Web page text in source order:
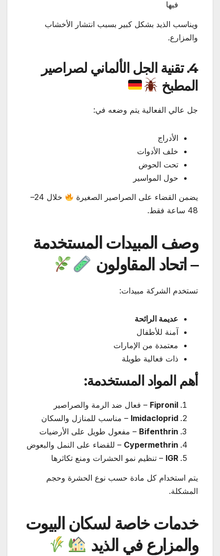
فيها
ويناسب الذيد بشكل كبير بسبب انتشار الأخشاب
والمزارع.
4. تقنية الجل الألماني لصراصير
المطبخ
جل عالي الفعالية يتم وضعه في:
الأدراج
خلف الأدوات
تحت الحوض
حول المواسير
يضمن القضاء على الصراصير الصغيرة
خلال 24–
48 ساعة فقط.
وصف المبيدات المستخدمة
– اتحاد المقاولون
تستخدم الشركة مبيدات:
عديمة الرائحة
آمنة للأطفال
معتمدة من الإمارات
ذات فعالية طويلة
أهم المواد المستخدمة:
Fipronil – فعال ضد الرمة والصراصير
Imidacloprid – مناسب للمنازل والسكان
Bifenthrin – مفعول طويل على الأرضيات
Cypermethrin – للقضاء على النمل والبعوض
IGR – تنظيم نمو الحشرات ومنع تكاثرها
يتم استخدام كل مادة حسب نوع الحشرة وحجم
المشكلة.
خدمات خاصة لسكان البيوت
والمزارع في الذيد